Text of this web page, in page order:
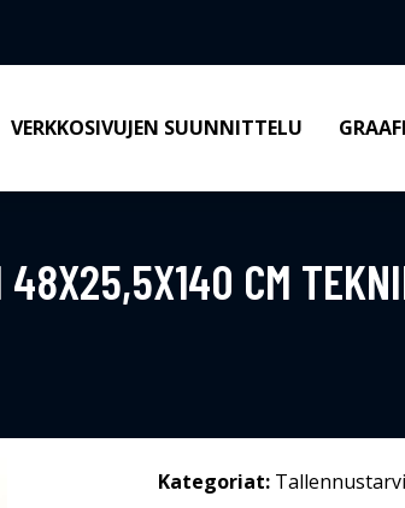
VERKKOSIVUJEN SUUNNITTELU
CM
Kategoriat: